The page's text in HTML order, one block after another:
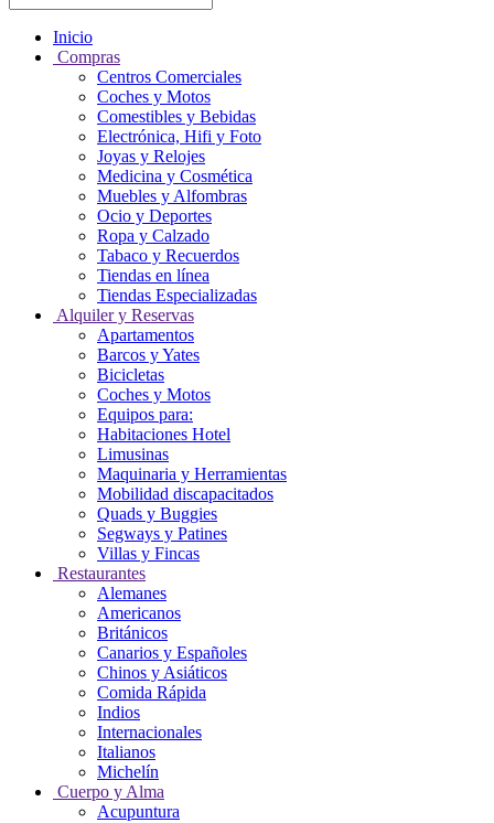
Inicio
Compras
Centros Comerciales
Coches y Motos
Comestibles y Bebidas
Electrónica, Hifi y Foto
Joyas y Relojes
Medicina y Cosmética
Muebles y Alfombras
Ocio y Deportes
Ropa y Calzado
Tabaco y Recuerdos
Tiendas en línea
Tiendas Especializadas
Alquiler y Reservas
Apartamentos
Barcos y Yates
Bicicletas
Coches y Motos
Equipos para:
Habitaciones Hotel
Limusinas
Maquinaria y Herramientas
Mobilidad discapacitados
Quads y Buggies
Segways y Patines
Villas y Fincas
Restaurantes
Alemanes
Americanos
Británicos
Canarios y Españoles
Chinos y Asiáticos
Comida Rápida
Indios
Internacionales
Italianos
Michelín
Cuerpo y Alma
Acupuntura